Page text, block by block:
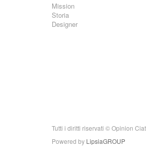
Mission
Storia
Designer
Tutti i diritti riservati © Opinion
Powered by LipsiaGROUP